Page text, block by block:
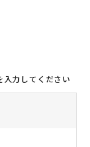
入力してください